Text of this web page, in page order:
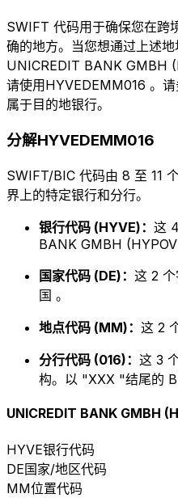
SWIFT 代码用于确保您在跨
确的地方。当您想通过上述
UNICREDIT BANK GMBH
请使用HYVEDEMM016 。
属于目的地银行。
分解HYVEDEMM016
SWIFT/BIC 代码由 8 至 11
界上的特定银行和分行。
银行代码 (HYVE)： 这
BANK GMBH
国家代码 (DE)： 这 2
国 。
地点代码 (MM)： 这 2
分行代码 (016)： 这 3
构。以 "XXX "结尾的
UNICREDIT BANK GMBH
HYVE银行代码
DE国家/地区代码
MM位置代码